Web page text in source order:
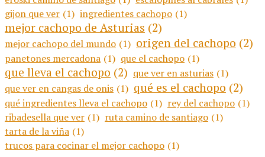
gijon que ver (1) ingredientes cachopo (1)
mejor cachopo de Asturias (2)
mejor cachopo del mundo (1) origen del cachopo (2)
panetones mercadona (1) que el cachopo (1)
que lleva el cachopo (2) que ver en asturias (1)
que ver en cangas de onis (1) qué es el cachopo (2)
qué ingredientes lleva el cachopo (1) rey del cachopo (1)
ribadesella que ver (1) ruta camino de santiago (1)
tarta de la viña (1)
trucos para cocinar el mejor cachopo (1)